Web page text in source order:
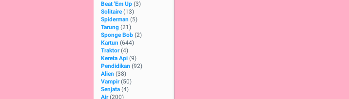
Beat 'Em Up (3)
Solitaire (13)
Spiderman (5)
Tarung (21)
Sponge Bob (2)
Kartun (644)
Traktor (4)
Kereta Api (9)
Pendidikan (92)
Alien (38)
Vampir (50)
Senjata (4)
Air (200)